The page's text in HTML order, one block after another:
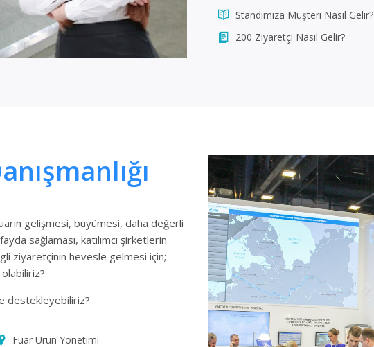
Standımıza Müşteri Nasıl Gelir?
200 Ziyaretçi Nasıl Gelir?
gelişmesi, büyümesi, daha değerli
sağlaması, katılımcı şirketlerin
ziyaretçinin hevesle gelmesi için;
olabiliriz?
destekleyebiliriz?
Fuar Ürün Yönetimi